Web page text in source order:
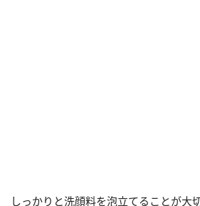
しっかりと洗顔料を泡立てることが大